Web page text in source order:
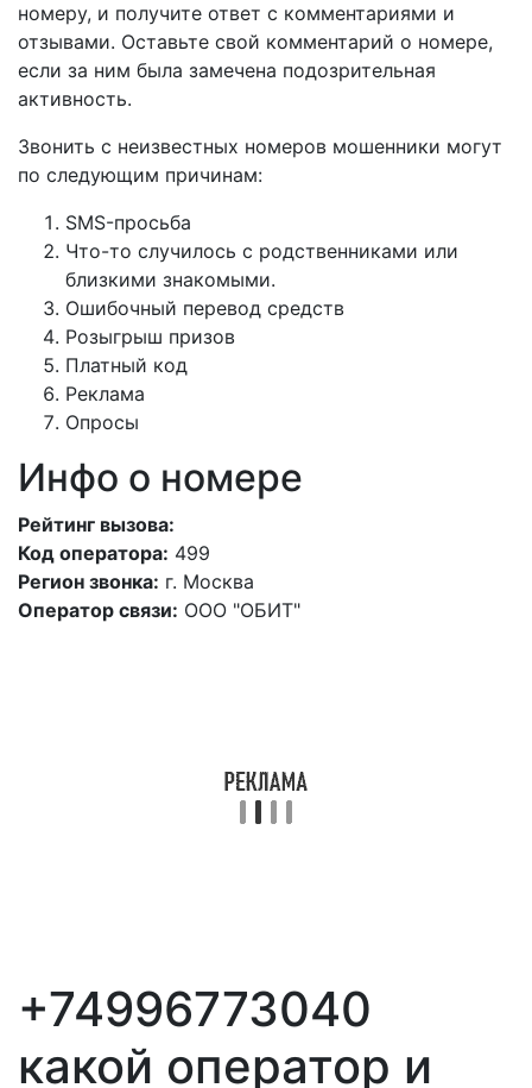
номеру, и получите ответ с комментариями и
отзывами. Оставьте свой комментарий о номере,
если за ним была замечена подозрительная
активность.
Звонить с неизвестных номеров мошенники могут
по следующим причинам:
SMS-просьба
Что-то случилось с родственниками или
близкими знакомыми.
Ошибочный перевод средств
Розыгрыш призов
Платный код
Реклама
Опросы
Инфо о номере
Рейтинг вызова:
Код оператора: 499
Регион звонка: г. Москва
Оператор связи: ООО "ОБИТ"
+74996773040
какой оператор и